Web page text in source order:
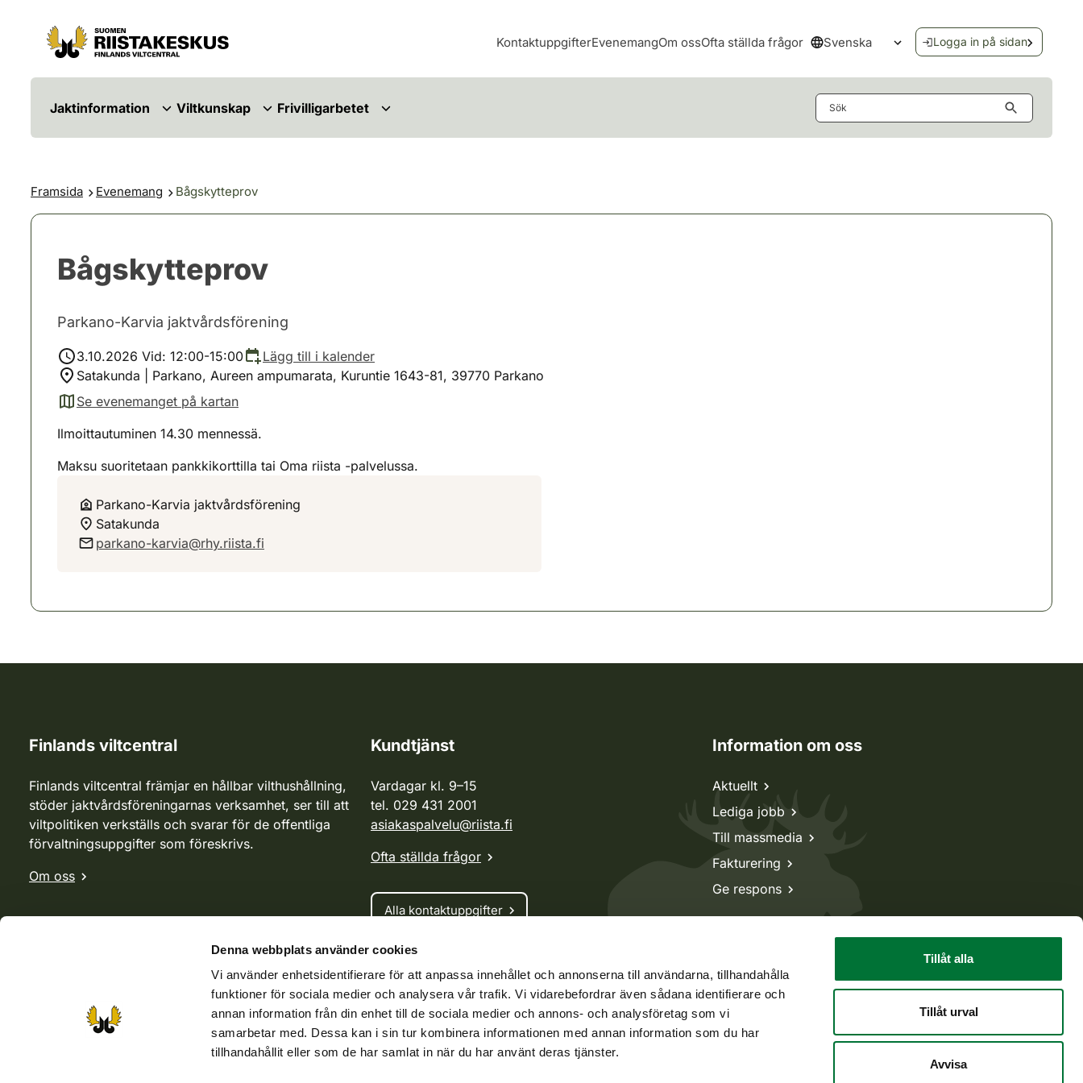
Denna webbplats använder cookies
Vi använder enhetsidentifierare för att anpassa innehållet och annonserna till användarna, tillhandahålla
funktioner för sociala medier och analysera vår trafik. Vi vidarebefordrar även sådana identifierare och
annan information från din enhet till de sociala medier och annons- och analysföretag som vi
samarbetar med. Dessa kan i sin tur kombinera informationen med annan information som du har
tillhandahållit eller som de har samlat in när du har använt deras tjänster.
Tillåt alla
Tillåt urval
Avvisa
Hoppa till innehåll
Gå till webbplatskartan
KontaktuppgifterEvenemangOm ossOfta ställda frågor Svenska
Öppna språkmenyn
Logga in på sidan
Jaktinformation Viltkunskap Frivilligarbetet
Framsida Evenemang Bågskytteprov
Bågskytteprov
Parkano-Karvia jaktvårdsförening
3.10.2026 Vid: 12:00-15:00
Lägg till i kalender
Satakunda | Parkano, Aureen ampumarata, Kuruntie 1643-81, 39770 Parkano
Se evenemanget på kartan
(avautuu uuteen välilehteen)
Ilmoittautuminen 14.30 mennessä.
Maksu suoritetaan pankkikorttilla tai Oma riista -palvelussa.
Parkano-Karvia jaktvårdsförening
Satakunda
parkano-karvia@rhy.riista.fi
Finlands viltcentral
Finlands viltcentral främjar en hållbar vilthushållning,
stöder jaktvårdsföreningarnas verksamhet, ser till att
viltpolitiken verkställs och svarar för de offentliga
förvaltningsuppgifter som föreskrivs.
Om oss
Kundtjänst
Vardagar kl. 9–15
tel. 029 431 2001
asiakaspalvelu@riista.fi
Ofta ställda frågor
Alla kontaktuppgifter
Jaktkort
Oma riista -tjänsten
Ansökan om licenser och dispenser
Information om oss
Aktuellt
Lediga jobb
Till massmedia
Fakturering
Ge respons